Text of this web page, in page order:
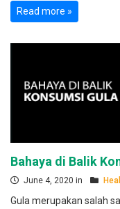
Read more »
Bahaya di Balik
June 4, 2020 in
Gula merupakan salah